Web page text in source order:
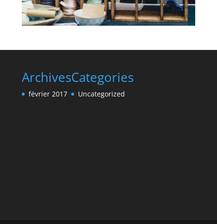
Archives
février 2017
Categories
Uncategorized